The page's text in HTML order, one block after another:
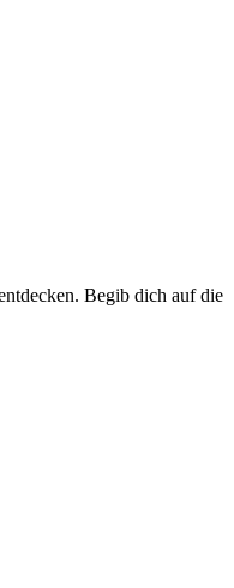
Begib dich auf die